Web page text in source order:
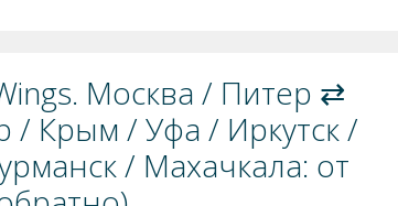
Москва / Питер ⇄
/ Крым / Уфа / Иркутск /
/ Махачкала: от